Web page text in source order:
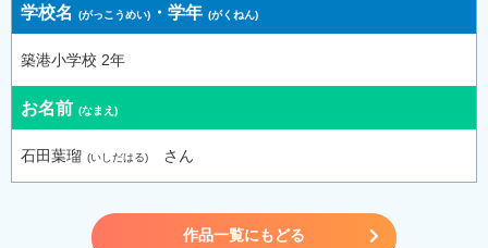
学校名 ・学年
築港小学校 2年
お名前
石田葉瑠 さん
作品一覧にもどる